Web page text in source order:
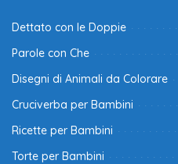
Dettato con le Doppie
Parole con Che
Disegni di Animali da Colorare
Cruciverba per Bambini
Ricette per Bambini
Torte per Bambini